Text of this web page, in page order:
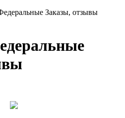
Заказы, отзывы